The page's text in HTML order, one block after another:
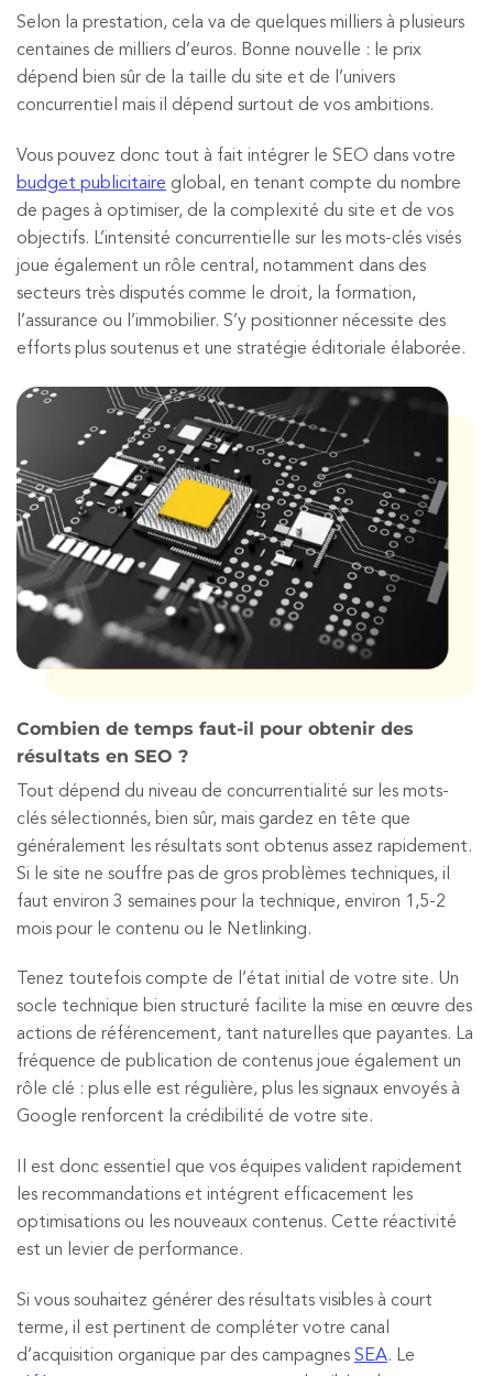
Selon la prestation, cela va de quelques milliers à plusieurs
centaines de milliers d’euros. Bonne nouvelle : le prix
dépend bien sûr de la taille du site et de l’univers
concurrentiel mais il dépend surtout de vos ambitions.
Vous pouvez donc tout à fait intégrer le SEO dans votre
budget publicitaire global, en tenant compte du nombre
de pages à optimiser, de la complexité du site et de vos
objectifs. L’intensité concurrentielle sur les mots-clés visés
joue également un rôle central, notamment dans des
secteurs très disputés comme le droit, la formation,
l’assurance ou l’immobilier. S’y positionner nécessite des
efforts plus soutenus et une stratégie éditoriale élaborée.
Combien de temps faut-il pour obtenir des
résultats en SEO ?
Tout dépend du niveau de concurrentialité sur les mots-
clés sélectionnés, bien sûr, mais gardez en tête que
généralement les résultats sont obtenus assez rapidement.
Si le site ne souffre pas de gros problèmes techniques, il
faut environ 3 semaines pour la technique, environ 1,5-2
mois pour le contenu ou le Netlinking.
Tenez toutefois compte de l’état initial de votre site. Un
socle technique bien structuré facilite la mise en œuvre des
actions de référencement, tant naturelles que payantes. La
fréquence de publication de contenus joue également un
rôle clé : plus elle est régulière, plus les signaux envoyés à
Google renforcent la crédibilité de votre site.
Il est donc essentiel que vos équipes valident rapidement
les recommandations et intégrent efficacement les
optimisations ou les nouveaux contenus. Cette réactivité
est un levier de performance.
Si vous souhaitez générer des résultats visibles à court
terme, il est pertinent de compléter votre canal
d’acquisition organique par des campagnes SEA. Le